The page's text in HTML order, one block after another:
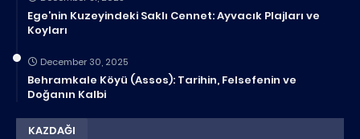
Ege’nin Kuzeyindeki Saklı Cennet: Ayvacık Plajları ve
Koyları
December 30, 2025
Behramkale Köyü (Assos): Tarihin, Felsefenin ve
Doğanın Kalbi
KAZDAĞI